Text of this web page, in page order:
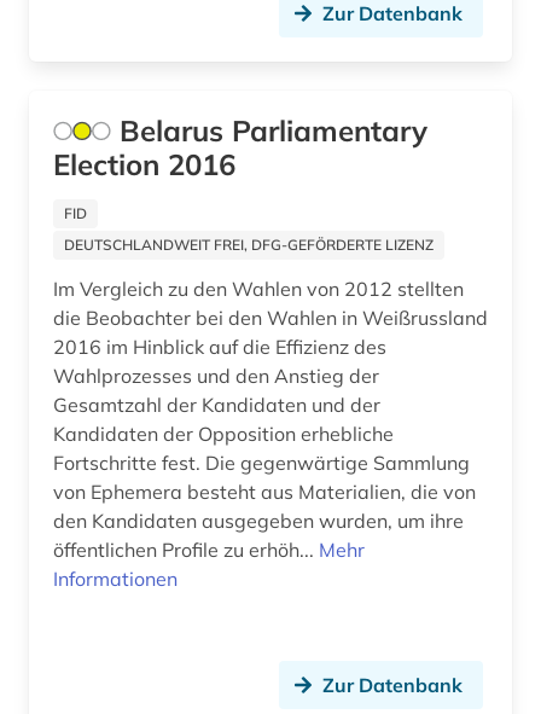
Zur Datenbank
Belarus Parliamentary
Election 2016
FID
DEUTSCHLANDWEIT FREI, DFG-GEFÖRDERTE LIZENZ
Im Vergleich zu den Wahlen von 2012 stellten
die Beobachter bei den Wahlen in Weißrussland
2016 im Hinblick auf die Effizienz des
Wahlprozesses und den Anstieg der
Gesamtzahl der Kandidaten und der
Kandidaten der Opposition erhebliche
Fortschritte fest. Die gegenwärtige Sammlung
von Ephemera besteht aus Materialien, die von
den Kandidaten ausgegeben wurden, um ihre
öffentlichen Profile zu erhöh... Mehr
Informationen
Zur Datenbank